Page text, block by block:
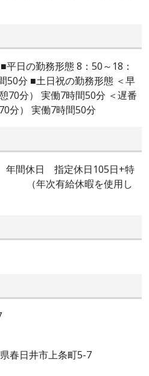
日の勤務形態 8：50～18：
50分 ■土日祝の勤務形態 ＜早
70分） 実働7時間50分 ＜遅番
分） 実働7時間50分
間休日 指定休日105日+特
年次有給休暇を使用し
春日井市上条町5-7